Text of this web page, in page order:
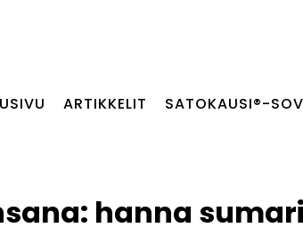
ARTIKKELIT SATOKAUSI®-
hanna sumari